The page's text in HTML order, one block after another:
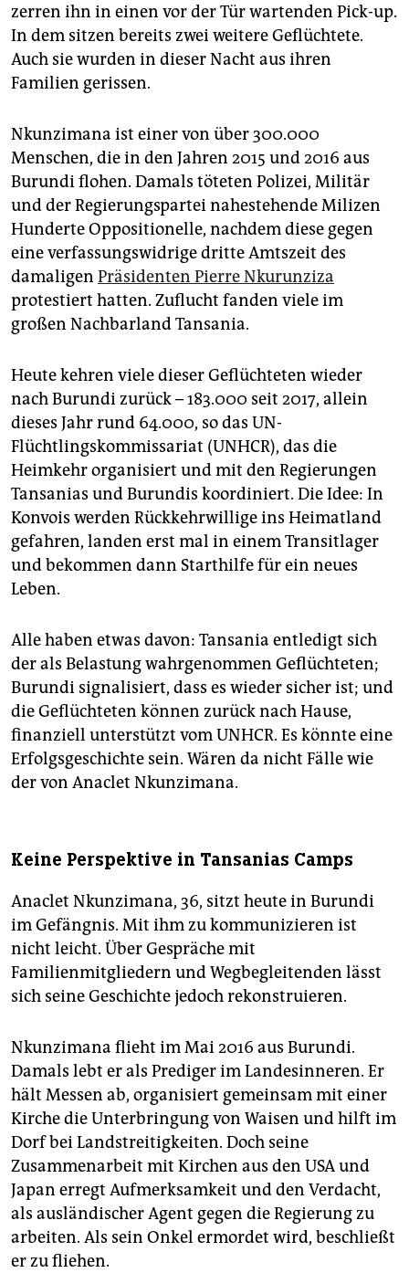
zerren ihn in einen vor der Tür wartenden Pick-up.
In dem sitzen bereits zwei weitere Geflüchtete.
Auch sie wurden in dieser Nacht aus ihren
Familien gerissen.
Nkunzimana ist einer von über 300.000
Menschen, die in den Jahren 2015 und 2016 aus
Burundi flohen. Damals töteten Polizei, Militär
und der Regierungspartei nahestehende Milizen
Hunderte Oppositionelle, nachdem diese gegen
eine verfassungswidrige dritte Amtszeit des
damaligen Präsidenten Pierre Nkurunziza
protestiert hatten. Zuflucht fanden viele im
großen Nachbarland Tansania.
Heute kehren viele dieser Geflüchteten wieder
nach Burundi zurück – 183.000 seit 2017, allein
dieses Jahr rund 64.000, so das UN-
Flüchtlingskommissariat (UNHCR), das die
Heimkehr organisiert und mit den Regierungen
Tansanias und Burundis koordiniert. Die Idee: In
Konvois werden Rückkehrwillige ins Heimatland
gefahren, landen erst mal in einem Transitlager
und bekommen dann Starthilfe für ein neues
Leben.
Alle haben etwas davon: Tansania entledigt sich
der als Belastung wahrgenommen Geflüchteten;
Burundi signalisiert, dass es wieder sicher ist; und
die Geflüchteten können zurück nach Hause,
finanziell unterstützt vom UNHCR. Es könnte eine
Erfolgsgeschichte sein. Wären da nicht Fälle wie
der von Anaclet Nkunzimana.
Keine Perspektive in Tansanias Camps
Anaclet Nkunzimana, 36, sitzt heute in Burundi
im Gefängnis. Mit ihm zu kommunizieren ist
nicht leicht. Über Gespräche mit
Familienmitgliedern und Wegbegleitenden lässt
sich seine Geschichte jedoch rekonstruieren.
Nkunzimana flieht im Mai 2016 aus Burundi.
Damals lebt er als Prediger im Landesinneren. Er
hält Messen ab, organisiert gemeinsam mit einer
Kirche die Unterbringung von Waisen und hilft im
Dorf bei Landstreitigkeiten. Doch seine
Zusammenarbeit mit Kirchen aus den USA und
Japan erregt Aufmerksamkeit und den Verdacht,
als ausländischer Agent gegen die Regierung zu
arbeiten. Als sein Onkel ermordet wird, beschließt
er zu fliehen.